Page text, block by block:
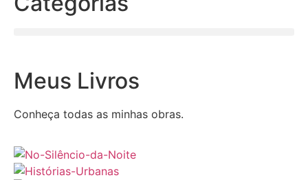
Meus Livros
Conheça todas as minhas obras.